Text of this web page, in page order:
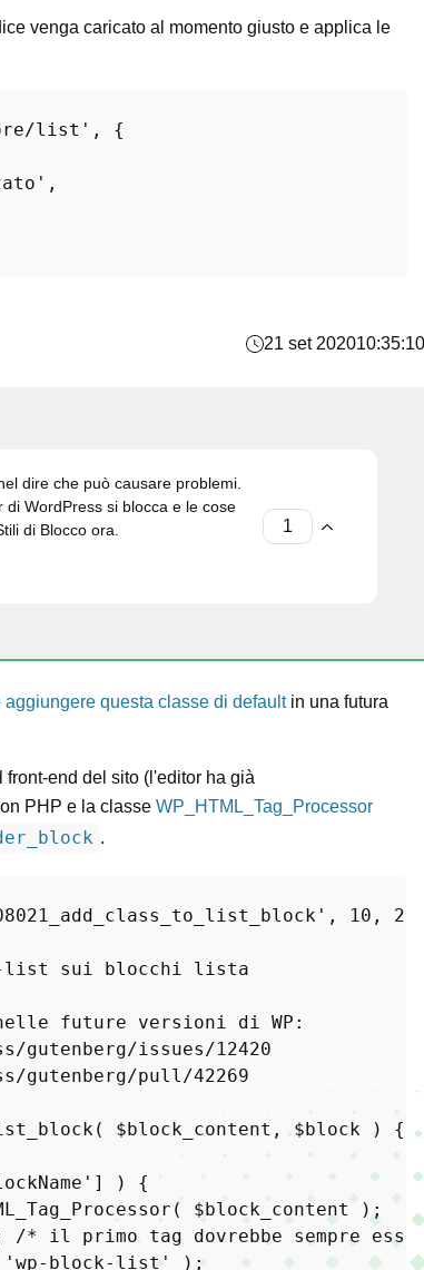
venga caricato al momento giusto e applica le
list' , {
,
21 set 202010:35:10
dire che può causare problemi.
WordPress si blocca e le cose
di Blocco ora.
aggiungere questa classe di defaultin una futura
end del sito (l'editor ha già
PHP e la classe WP_HTML_Tag_Processor
.
, 10 , 2
list sui blocchi lista
future versioni di WP:
gutenberg/issues/12420
gutenberg/pull/42269
( $block_content , $block ) {
] ) {
( $block_content );
/* il primo tag dovrebbe sempre
'wp-block-list' );